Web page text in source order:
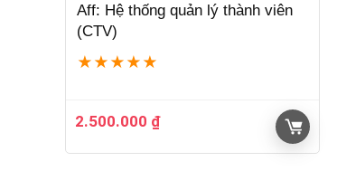
Aff: Hệ thống quản lý thành viên
(CTV)
★ ★ ★ ★ ★
2.500.000 ₫